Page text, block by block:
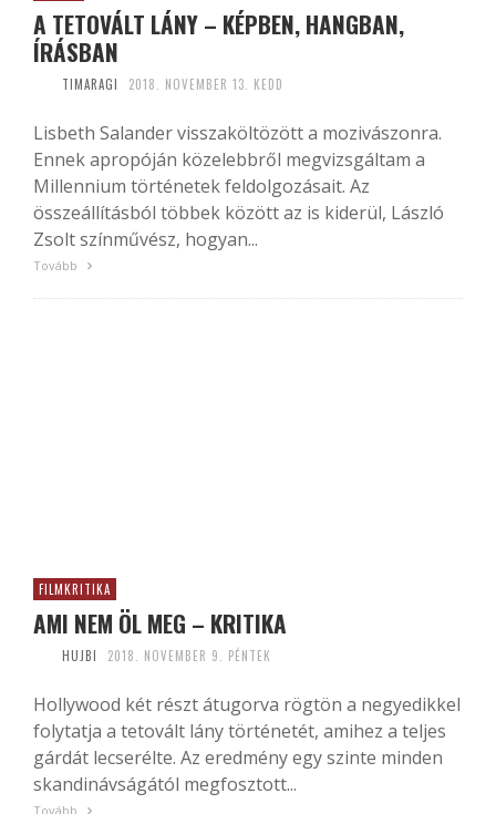
A TETOVÁLT LÁNY – KÉPBEN, HANGBAN,
ÍRÁSBAN
TIMARAGI 2018. NOVEMBER 13. KEDD
Lisbeth Salander visszaköltözött a mozivászonra.
Ennek apropóján közelebbről megvizsgáltam a
Millennium történetek feldolgozásait. Az
összeállításból többek között az is kiderül, László
Zsolt színművész, hogyan...
Tovább
FILMKRITIKA
AMI NEM ÖL MEG – KRITIKA
HUJBI 2018. NOVEMBER 9. PÉNTEK
Hollywood két részt átugorva rögtön a negyedikkel
folytatja a tetovált lány történetét, amihez a teljes
gárdát lecserélte. Az eredmény egy szinte minden
skandinávságától megfosztott...
Tovább